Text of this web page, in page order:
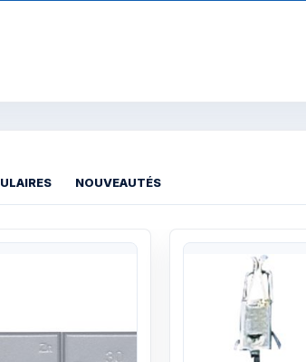
NOUVEAUTÉS